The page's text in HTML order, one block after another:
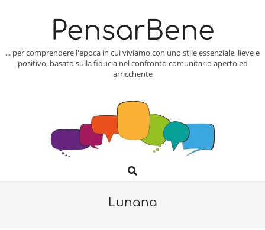
PensarBene
... per comprendere l'epoca in cui viviamo con uno stile essenziale, lieve e
positivo, basato sulla fiducia nel confronto comunitario aperto ed
arricchente
Navigation
Search
Lunana